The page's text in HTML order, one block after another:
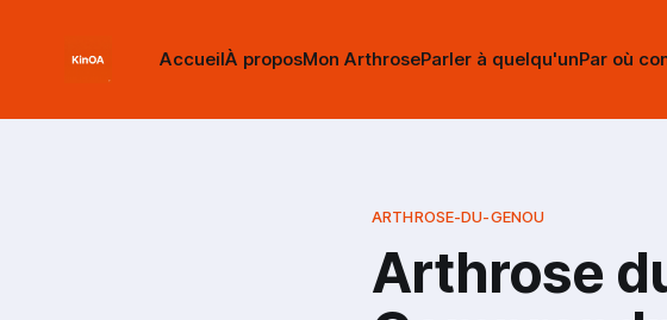
AccueilÀ proposMon ArthroseParler à quelqu'unPar où
ARTHROSE-DU-GENOU
Arthrose